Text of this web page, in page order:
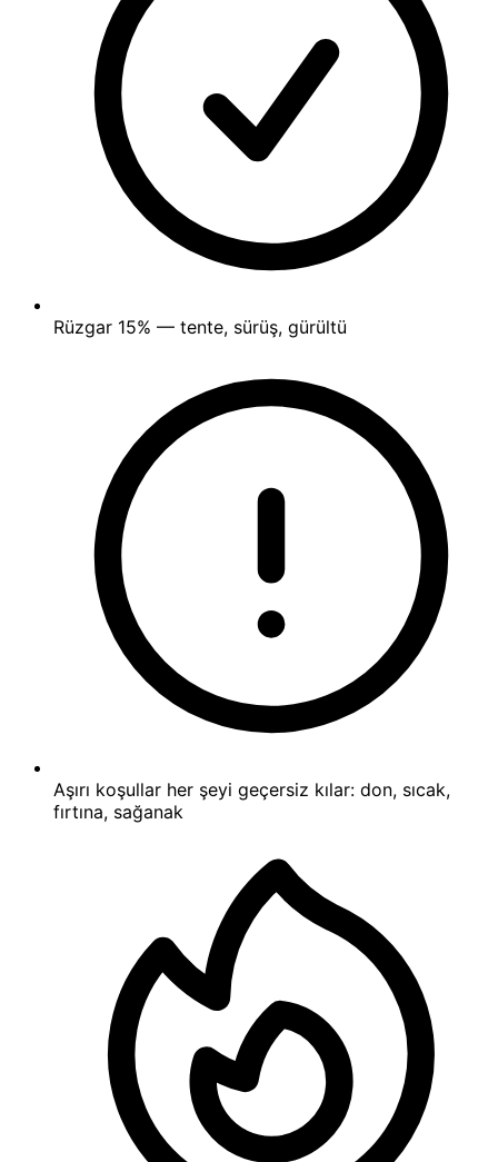
Rüzgar 15% — tente, sürüş, gürültü
Aşırı koşullar her şeyi geçersiz kılar: don, sıcak,
fırtına, sağanak